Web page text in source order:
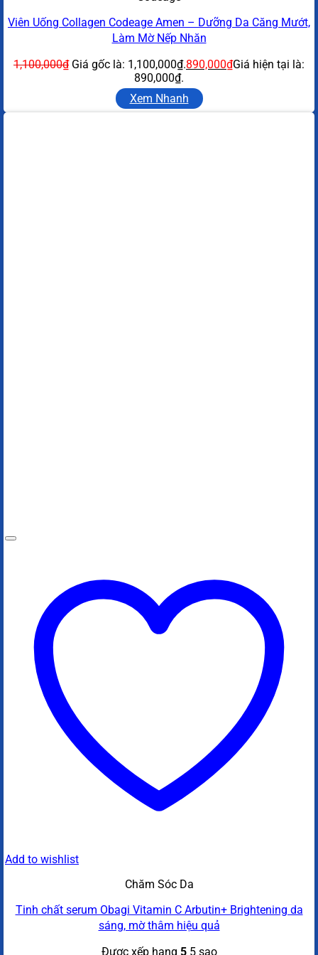
Viên Uống Collagen Codeage Amen – Dưỡng Da Căng Mướt,
Làm Mờ Nếp Nhăn
1,100,000₫ Giá gốc là: 1,100,000₫.890,000₫Giá hiện tại là:
890,000₫.
Xem Nhanh
Add to wishlist
Chăm Sóc Da
Tinh chất serum Obagi Vitamin C Arbutin+ Brightening da
sáng, mờ thâm hiệu quả
Được xếp hạng 55 sao